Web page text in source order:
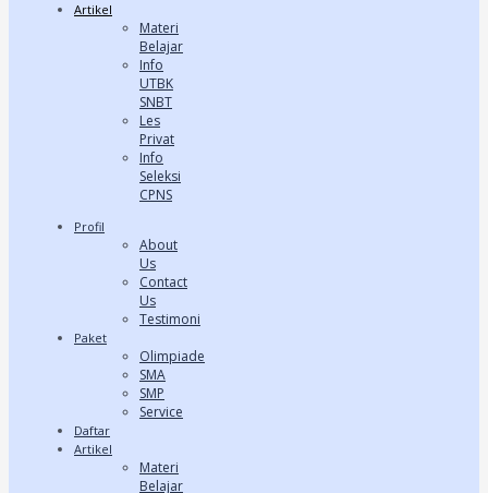
Artikel
Materi
Belajar
Info
UTBK
SNBT
Les
Privat
Info
Seleksi
CPNS
Profil
About
Us
Contact
Us
Testimoni
Paket
Olimpiade
SMA
SMP
Service
Daftar
Artikel
Materi
Belajar